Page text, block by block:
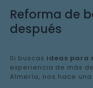
Reforma de
después
Si buscas ideas para
experiencia de más
Almería, nos hace